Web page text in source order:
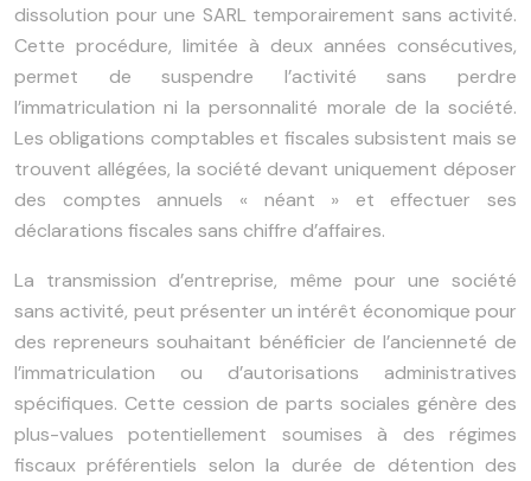
dissolution pour une SARL temporairement sans activité.
Cette procédure, limitée à deux années consécutives,
permet de suspendre l’activité sans perdre
l’immatriculation ni la personnalité morale de la société.
Les obligations comptables et fiscales subsistent mais se
trouvent allégées, la société devant uniquement déposer
des comptes annuels « néant » et effectuer ses
déclarations fiscales sans chiffre d’affaires.
La transmission d’entreprise, même pour une société
sans activité, peut présenter un intérêt économique pour
des repreneurs souhaitant bénéficier de l’ancienneté de
l’immatriculation ou d’autorisations administratives
spécifiques. Cette cession de parts sociales génère des
plus-values potentiellement soumises à des régimes
fiscaux préférentiels selon la durée de détention des